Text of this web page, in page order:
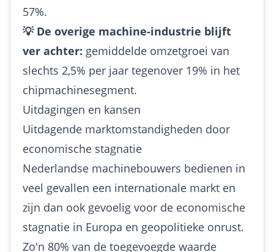
57%.
💡 De overige machine-industrie blijft
ver achter: gemiddelde omzetgroei van
slechts 2,5% per jaar tegenover 19% in het
chipmachinesegment.
Uitdagingen en kansen
Uitdagende marktomstandigheden door
economische stagnatie
Nederlandse machinebouwers bedienen in
veel gevallen een internationale markt en
zijn dan ook gevoelig voor de economische
stagnatie in Europa en geopolitieke onrust.
Zo'n 80% van de toegevoegde waarde